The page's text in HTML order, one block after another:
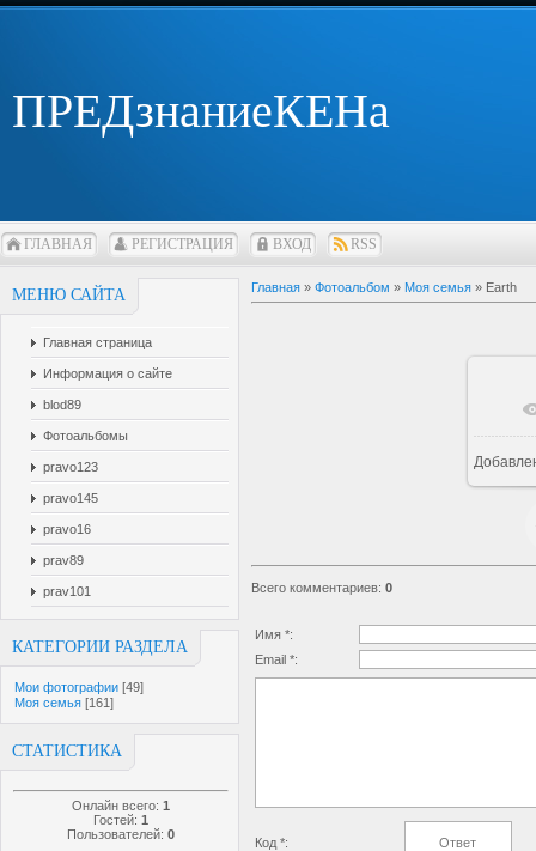
ПРЕДзнаниеКЕНа
ГЛАВНАЯ РЕГИСТРАЦИЯ ВХОД RSS
МЕНЮ САЙТА
Главная страница
Информация о сайте
blod89
Фотоальбомы
pravo123
pravo145
pravo16
prav89
prav101
КАТЕГОРИИ РАЗДЕЛА
Мои фотографии [49]
Моя семья [161]
СТАТИСТИКА
Онлайн всего: 1
Гостей: 1
Пользователей: 0
Главная » Фотоальбом » Моя семья » Earth
Всего комментариев: 0
Имя *:
Email *:
Код *: